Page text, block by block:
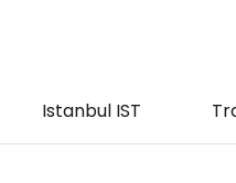
Istanbul IST